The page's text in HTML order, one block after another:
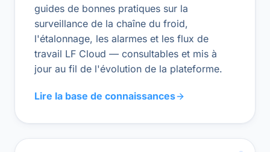
guides de bonnes pratiques sur la
surveillance de la chaîne du froid,
l'étalonnage, les alarmes et les flux de
travail LF Cloud — consultables et mis à
jour au fil de l'évolution de la plateforme.
Lire la base de connaissances